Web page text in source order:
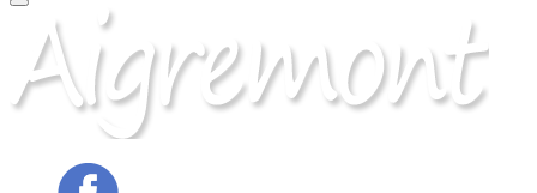
MENU
PRINCIPAL